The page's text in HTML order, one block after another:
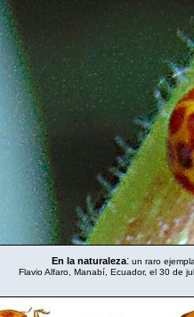
En la naturaleza: un raro
Flavio Alfaro, Manabí, Ecuador, el 30 de